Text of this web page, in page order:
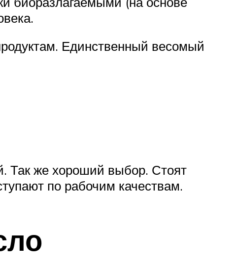
Единственный весомый
Так же хороший выбор. Стоят
по рабочим качествам.